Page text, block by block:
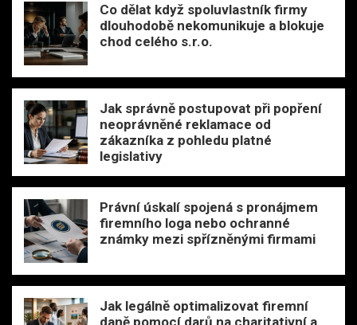
Co dělat když spoluvlastník firmy
dlouhodobě nekomunikuje a blokuje
chod celého s.r.o.
Jak správně postupovat při popření
neoprávněné reklamace od
zákazníka z pohledu platné
legislativy
Právní úskalí spojená s pronájmem
firemního loga nebo ochranné
známky mezi spřízněnými firmami
Jak legálně optimalizovat firemní
daně pomocí darů na charitativní a